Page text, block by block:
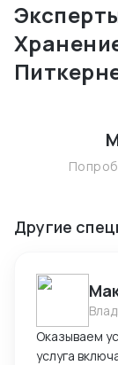
Другие
Оказываем
услуга